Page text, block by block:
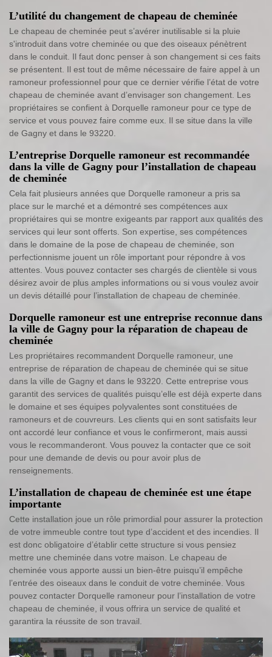
L’utilité du changement de chapeau de cheminée
Le chapeau de cheminée peut s’avérer inutilisable si la pluie
s'introduit dans votre cheminée ou que des oiseaux pénètrent
dans le conduit. Il faut donc penser à son changement si ces faits
se présentent. Il est tout de même nécessaire de faire appel à un
ramoneur professionnel pour que ce dernier vérifie l’état de votre
chapeau de cheminée avant d’envisager son changement. Les
propriétaires se confient à Dorquelle ramoneur pour ce type de
service et vous pouvez faire comme eux. Il se situe dans la ville
de Gagny et dans le 93220.
L’entreprise Dorquelle ramoneur est recommandée
dans la ville de Gagny pour l’installation de chapeau
de cheminée
Cela fait plusieurs années que Dorquelle ramoneur a pris sa
place sur le marché et a démontré ses compétences aux
propriétaires qui se montre exigeants par rapport aux qualités des
services qui leur sont offerts. Son expertise, ses compétences
dans le domaine de la pose de chapeau de cheminée, son
perfectionnisme jouent un rôle important pour répondre à vos
attentes. Vous pouvez contacter ses chargés de clientèle si vous
désirez avoir de plus amples informations ou si vous voulez avoir
un devis détaillé pour l’installation de chapeau de cheminée.
Dorquelle ramoneur est une entreprise reconnue dans
la ville de Gagny pour la réparation de chapeau de
cheminée
Les propriétaires recommandent Dorquelle ramoneur, une
entreprise de réparation de chapeau de cheminée qui se situe
dans la ville de Gagny et dans le 93220. Cette entreprise vous
garantit des services de qualités puisqu’elle est déjà experte dans
le domaine et ses équipes polyvalentes sont constituées de
ramoneurs et de couvreurs. Les clients qui en sont satisfaits leur
ont accordé leur confiance et vous le confirmeront, mais aussi
vous le recommanderont. Vous pouvez la contacter que ce soit
pour une demande de devis ou pour avoir plus de
renseignements.
L’installation de chapeau de cheminée est une étape
importante
Cette installation joue un rôle primordial pour assurer la protection
de votre immeuble contre tout type d’accident et des incendies. Il
est donc obligatoire d’établir cette structure si vous pensiez
mettre une cheminée dans votre maison. Le chapeau de
cheminée vous apporte aussi un bien-être puisqu’il empêche
l’entrée des oiseaux dans le conduit de votre cheminée. Vous
pouvez contacter Dorquelle ramoneur pour l’installation de votre
chapeau de cheminée, il vous offrira un service de qualité et
garantira la réussite de son travail.